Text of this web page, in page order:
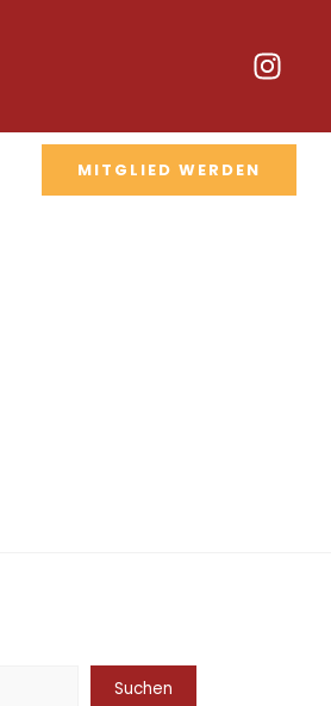
MITGLIED WERDEN
Suchen